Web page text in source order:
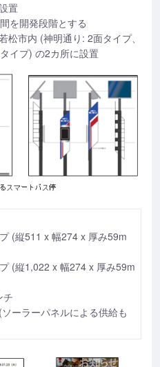
置
を開発段階とする
松市内 (神明通り: 2面タイプ、
イプ) の2カ所に設置
(縦511 x 幅274 x 厚み59m
(縦1,022 x 幅274 x 厚み59m
チ
ーラーパネルによる供給も